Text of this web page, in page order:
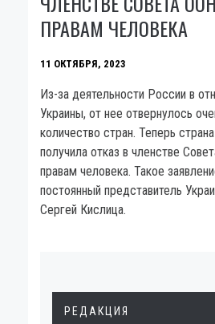
ПРАВАМ ЧЕЛОВЕКА
11 ОКТЯБРЯ, 2023
Из-за деятельности России в
Украины, от нее отвернулось
количество стран. Теперь
получила отказ в членстве
правам человека. Такое
постоянный представитель
Сергей Кислица.
РЕДАКЦИЯ